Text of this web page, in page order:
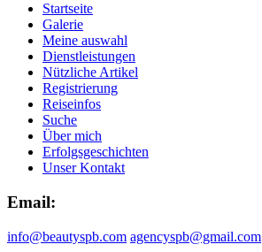
Startseite
Galerie
Meine auswahl
Dienstleistungen
Nützliche Artikel
Registrierung
Reiseinfos
Suche
Über mich
Erfolgsgeschichten
Unser Kontakt
Email:
info@beautyspb.com agencyspb@gmail.com